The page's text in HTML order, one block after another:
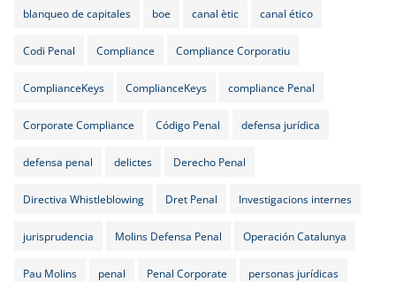
blanqueo de capitales boe canal ètic canal ético
Codi Penal Compliance Compliance Corporatiu
ComplianceKeys ComplianceKeys compliance Penal
Corporate Compliance Código Penal defensa jurídica
defensa penal delictes Derecho Penal
Directiva Whistleblowing Dret Penal Investigacions internes
jurisprudencia Molins Defensa Penal Operación Catalunya
Pau Molins penal Penal Corporate personas jurídicas